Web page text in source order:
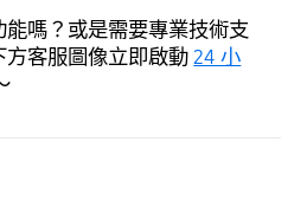
嗎？或是需要專業技術支
方客服圖像立即啟動24 小